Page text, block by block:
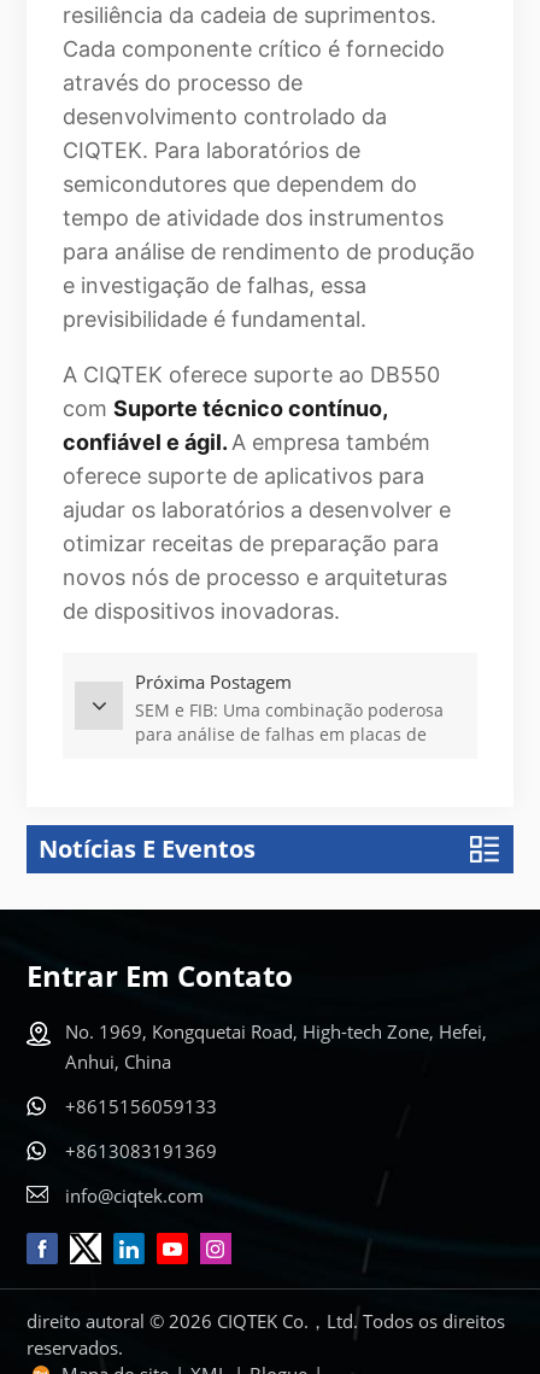
resiliência da cadeia de suprimentos.
Cada componente crítico é fornecido
através do processo de
desenvolvimento controlado da
CIQTEK. Para laboratórios de
semicondutores que dependem do
tempo de atividade dos instrumentos
para análise de rendimento de produção
e investigação de falhas, essa
previsibilidade é fundamental.
A CIQTEK oferece suporte ao DB550
comSuporte técnico contínuo,
confiável e ágil. A empresa também
oferece suporte de aplicativos para
ajudar os laboratórios a desenvolver e
otimizar receitas de preparação para
novos nós de processo e arquiteturas
de dispositivos inovadoras.
Próxima Postagem
SEM e FIB: Uma combinação poderosa
para análise de falhas em placas de
Notícias E Eventos
Entrar Em Contato
No. 1969, Kongquetai Road, High-tech Zone, Hefei,
Anhui, China
+8615156059133
+8613083191369
info@ciqtek.com
direito autoral © 2026 CIQTEK Co.，Ltd. Todos os direitos
reservados.